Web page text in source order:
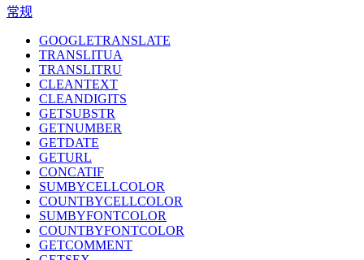
常规
GOOGLETRANSLATE
TRANSLITUA
TRANSLITRU
CLEANTEXT
CLEANDIGITS
GETSUBSTR
GETNUMBER
GETDATE
GETURL
CONCATIF
SUMBYCELLCOLOR
COUNTBYCELLCOLOR
SUMBYFONTCOLOR
COUNTBYFONTCOLOR
GETCOMMENT